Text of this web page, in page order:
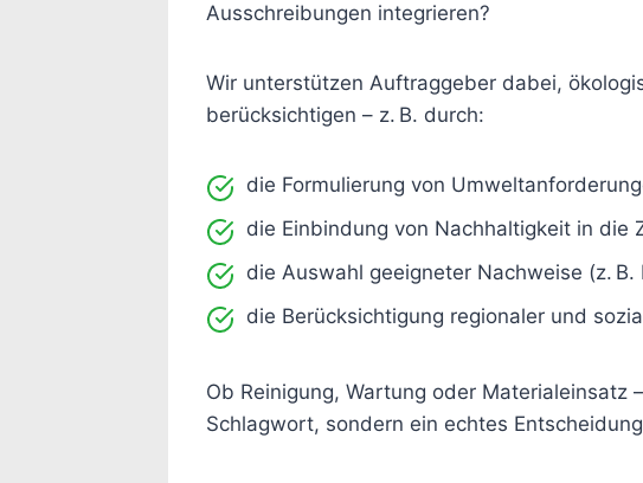
Ausschreibungen integrieren?
Wir unterstützen Auftraggeber dabei,
berücksichtigen – z. B. durch:
die Formulierung von
die Einbindung von Nachhaltigkeit in die
die Auswahl geeigneter Nachweise (z. B.
die Berücksichtigung regionaler und
Ob Reinigung, Wartung oder
Schlagwort, sondern ein echtes